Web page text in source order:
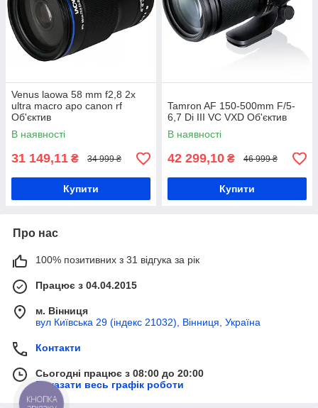
Venus laowa 58 mm f2,8 2x
ultra macro apo canon rf
Об'єктив
В наявності
31 149,11 ₴ 34 999 ₴
Купити
Tamron AF 150-500mm F/5-
6,7 Di III VC VXD Об'єктив
В наявності
42 299,10 ₴ 46 999 ₴
Купити
Про нас
100% позитивних з 31 відгука за рік
Працює з 04.04.2015
м. Вінниця
вул Київська 29 (індекс 21032), Вінниця, Україна
Контакти
Сьогодні працює з 08:00 до 20:00
Показати весь графік роботи
КНОПКА